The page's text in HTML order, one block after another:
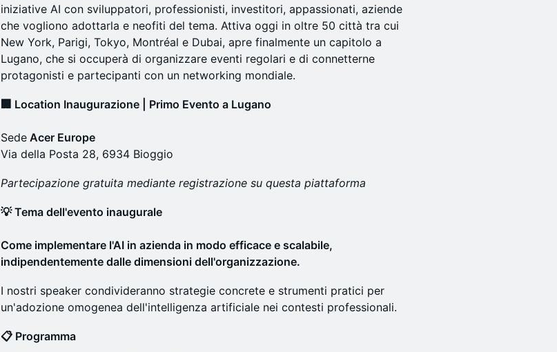
iniziative AI con sviluppatori, professionisti, investitori, appassionati, aziende
che vogliono adottarla e neofiti del tema. Attiva oggi in oltre 50 città tra cui
New York, Parigi, Tokyo, Montréal e Dubai, apre finalmente un capitolo a
Lugano, che si occuperà di organizzare eventi regolari e di connetterne
protagonisti e partecipanti con un networking mondiale.
🏢 Location Inaugurazione | Primo Evento a Lugano
Sede Acer Europe
Via della Posta 28, 6934 Bioggio
Partecipazione gratuita mediante registrazione su questa piattaforma
💡 Tema dell'evento inaugurale
Come implementare l'AI in azienda in modo efficace e scalabile,
indipendentemente dalle dimensioni dell'organizzazione.
I nostri speaker condivideranno strategie concrete e strumenti pratici per
un'adozione omogenea dell'intelligenza artificiale nei contesti professionali.
📋 Programma